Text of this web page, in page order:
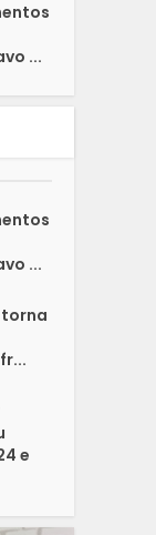
...
...
torna
e